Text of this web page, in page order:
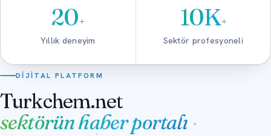
20+
Yıllık deneyim
10K+
Sektör profesyoneli
DIJITAL PLATFORM
Turkchem.net
sektörün haber portalı